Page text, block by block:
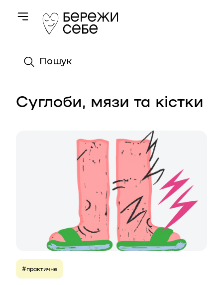
Toggle navigation
Пошук
Суглоби, мязи та кістки
#практичне